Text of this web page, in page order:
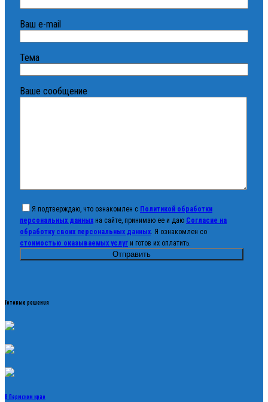
Ваш e-mail
Тема
Ваше сообщение
Я подтверждаю, что ознакомлен с Политикой обработки
персональных данных на сайте, принимаю ее и даю Согласие на
обработку своих персональных данных . Я ознакомлен со
стоимостью оказываемых услуг и готов их оплатить.
Готовые решения
В Пермском крае